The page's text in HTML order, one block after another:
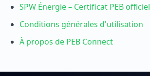
SPW Énergie – Certificat PEB officiel
Conditions générales d'utilisation
À propos de PEB Connect